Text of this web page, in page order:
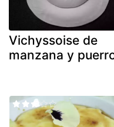
Vichyssoise de
manzana y